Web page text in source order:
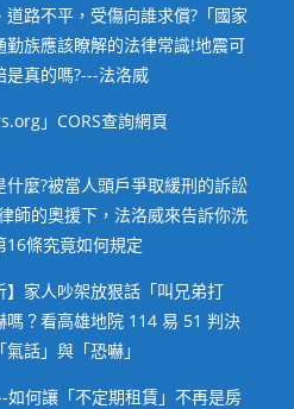
道路不平，受傷向誰求償?「國家
勤族應該瞭解的法律常識!地震可
是真的嗎?---法洛威
」CORS查詢網頁
什麼?被當人頭戶爭取緩刑的訴訟
師的奧援下，法洛威來告訴你洗
16條究竟如何規定
】家人吵架放狠話「叫兄弟打
嗎？看高雄地院 114 易 51 判決
話」與「恐嚇」
如何讓「不定期租賃」不再是房